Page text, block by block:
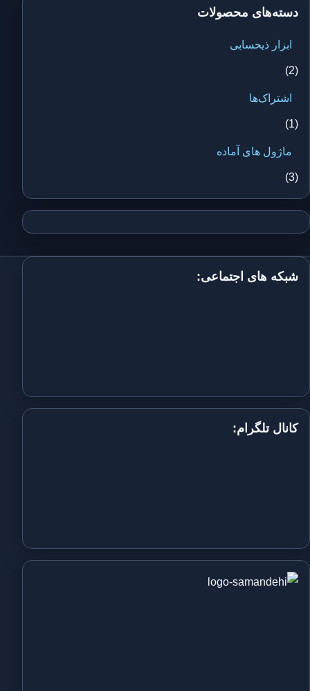
دسته‌های محصولات
ابزار ذیحسابی
(2)
اشتراک‌ها
(1)
ماژول های آماده
(3)
شبکه های اجتماعی:
کانال تلگرام: